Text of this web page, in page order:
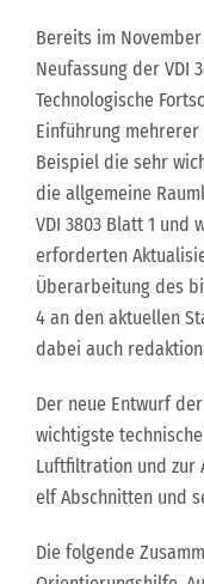
Bereits im
Neufassung der VDI
Technologische
Einführung mehrerer
Beispiel die sehr
die allgemeine
VDI 3803 Blatt 1 und
erforderten
Überarbeitung des
4 an den aktuellen
dabei auch
Der neue Entwurf
wichtigste
Luftfiltration und zur
elf Abschnitten und
Die folgende